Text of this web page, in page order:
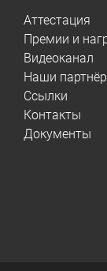
Аттестация
Премии и
Видеоканал
Наши
Ссылки
Контакты
Документы